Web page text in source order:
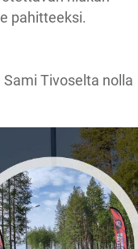
pahitteeksi.
Tivoselta nolla